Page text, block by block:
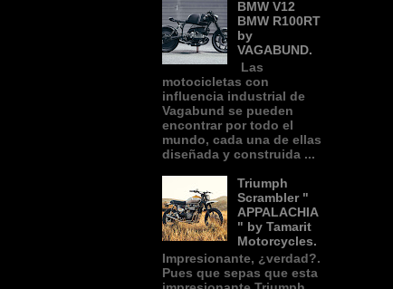
BMW V12
BMW R100RT
by
VAGABUND.
Las
motocicletas con
influencia industrial de
Vagabund se pueden
encontrar por todo el
mundo, cada una de ellas
diseñada y construida ...
Triumph
Scrambler "
APPALACHIA
" by Tamarit
Motorcycles.
Impresionante, ¿verdad?.
Pues que sepas que esta